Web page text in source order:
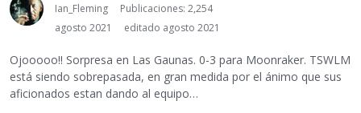
Ian_Fleming
Publicaciones: 2,254
agosto 2021
editado agosto 2021
Ojooooo!! Sorpresa en Las Gaunas. 0-3 para Moonraker. TSWLM
está siendo sobrepasada, en gran medida por el ánimo que sus
aficionados estan dando al equipo…